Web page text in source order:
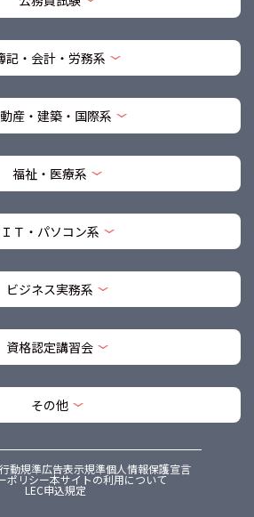
記・会計・労務系
産・建築・国際系
福祉・医療系
ＩＴ・パソコン系
ビジネス実務系
資格認定講習会
その他
動規準広告表示規準個人情報保護宣言
ポリシー本サイトの利用について
LEC申込規定